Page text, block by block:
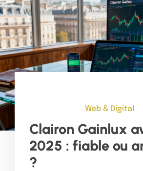
Web & Digital
Clairon Gainlux
2025 : fiable ou
?